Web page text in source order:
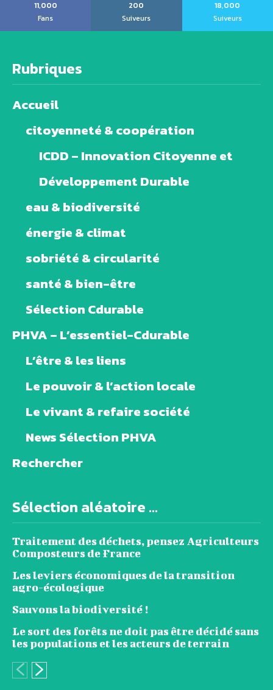
11,000
Fans
200
Suiveurs
18,000
Suiveurs
Rubriques
Accueil
citoyenneté & coopération
ICDD – Innovation Citoyenne et
Développement Durable
eau & biodiversité
énergie & climat
sobriété & circularité
santé & bien-être
Sélection Cdurable
PHVA – L’essentiel-Cdurable
L’être & les liens
Le pouvoir & l’action locale
Le vivant & refaire société
News Sélection PHVA
Rechercher
Sélection aléatoire ...
Traitement des déchets, pensez Agriculteurs
Composteurs de France
Les leviers économiques de la transition
agro-écologique
Sauvons la biodiversité !
Le sort des forêts ne doit pas être décidé sans
les populations et les acteurs de terrain